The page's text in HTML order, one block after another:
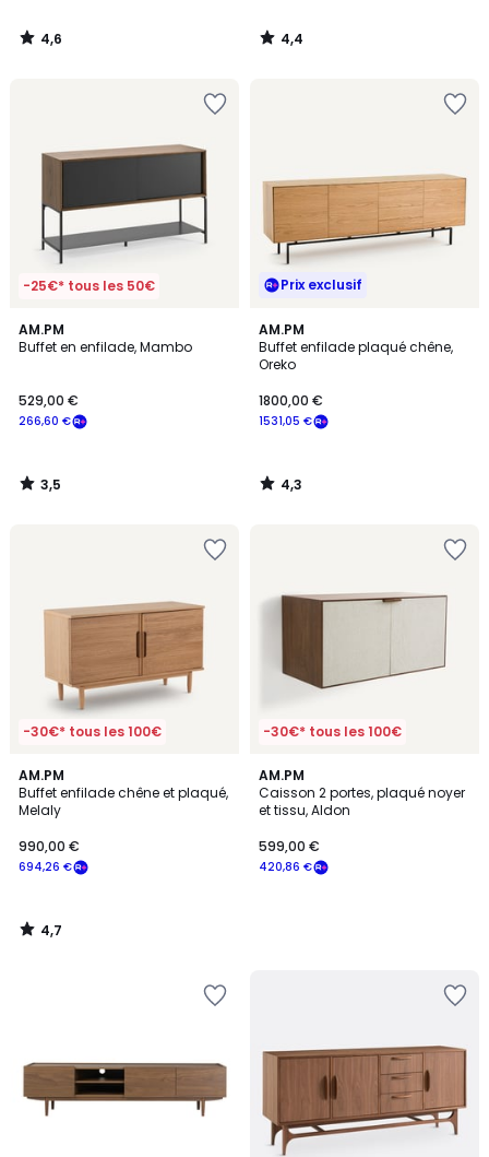
4,6
/
4,4
/
-25€* tous les 50€
AM.PM
Buffet en enfilade, Mambo
266,60 €
529,00 €
3,5
/ 5
3,5
/
Prix exclusif
AM.PM
Buffet enfilade plaqué chêne,
Oreko
1531,05 €
1800,00 €
4,3
/ 5
4,3
/
-30€* tous les 100€
AM.PM
Buffet enfilade chêne et plaqué,
Melaly
694,26 €
990,00 €
4,7
/ 5
4,7
/
-30€* tous les 100€
AM.PM
Caisson 2 portes, plaqué noyer
et tissu, Aldon
420,86 €
599,00 €